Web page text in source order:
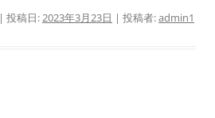
| 投稿日:2023年3月23日 | 投稿者:admin1